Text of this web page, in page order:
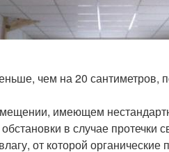
чем на 20 сантиметров,
имеющем
в случае протечки
от которой органические